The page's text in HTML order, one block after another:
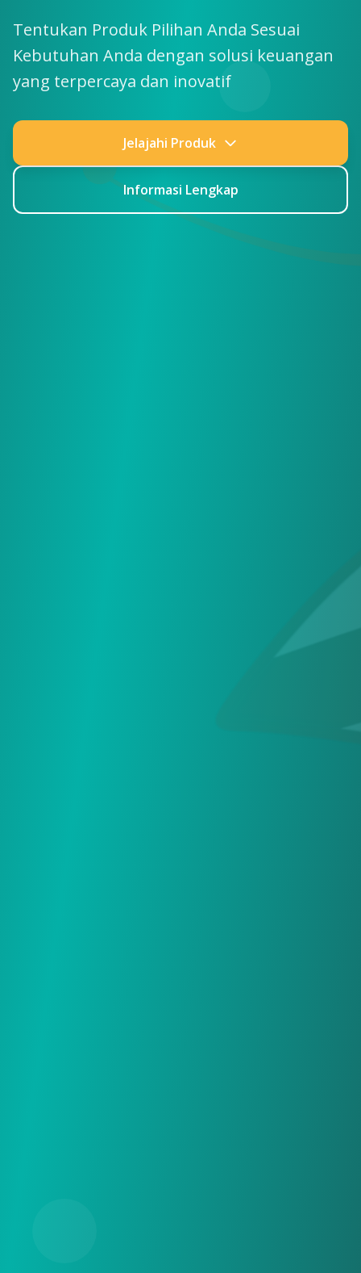
Tentukan Produk Pilihan Anda Sesuai
Kebutuhan Anda dengan solusi keuangan
yang terpercaya dan inovatif
Jelajahi Produk
Informasi Lengkap